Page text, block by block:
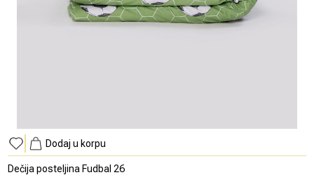
Dodaj u korpu
Dečija posteljina Fudbal 26